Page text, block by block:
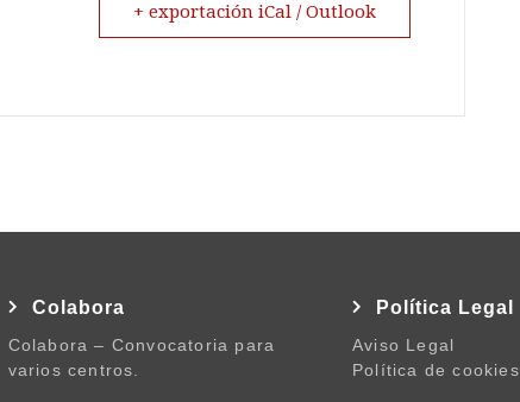
+ exportación iCal / Outlook
Colabora
Colabora – Convocatoria para
varios centros.
Política Legal
Aviso Legal
Política de cookies